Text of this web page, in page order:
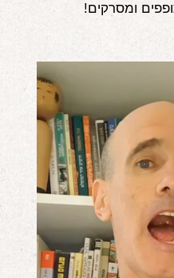
רגשיים, אתגרי התנהגות
שאלות ותשובות
אודות
הורים ממליצים
הבלוג
לימודי "שונישין"
במתנה!
ומסרקים!